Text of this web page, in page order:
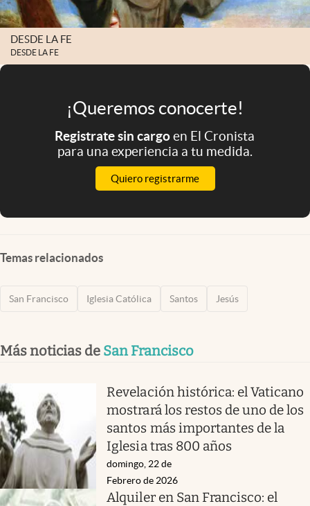
Argentina
DESDE LA FE
DESDE LA FE
¡Queremos conocerte!
Registrate sin cargoen El Cronista
para una experiencia a tu medida.
Quiero registrarme
Temas relacionados
San Francisco Iglesia Católica Santos Jesús
Más noticias de San Francisco
Revelación histórica: el Vaticano
mostrará los restos de uno de los
santos más importantes de la
Iglesia tras 800 años
domingo, 22 de
Febrero de 2026
Alquiler en San Francisco: el